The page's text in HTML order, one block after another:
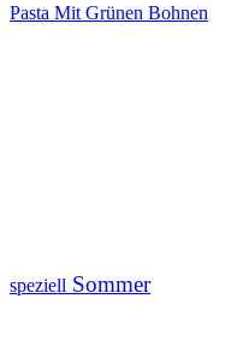
Pasta Mit Grünen Bohnen
speziell Sommer